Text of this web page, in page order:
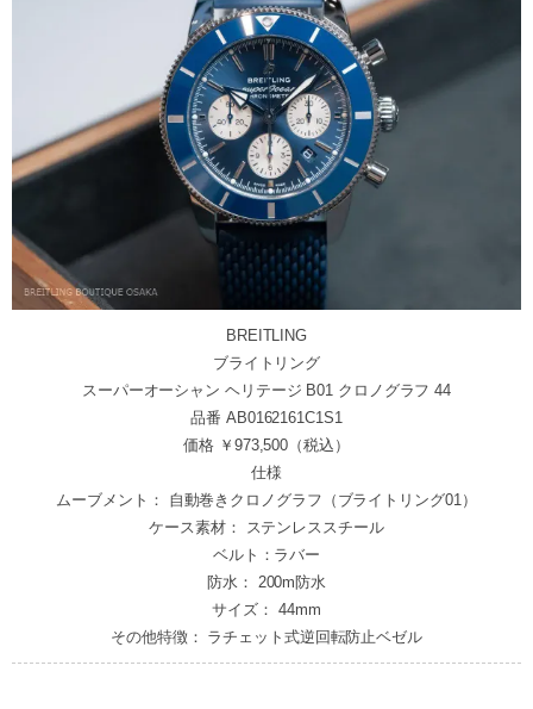
BREITLING
ブライトリング
スーパーオーシャン ヘリテージ B01 クロノグラフ 44
品番 AB0162161C1S1
価格 ￥973,500（税込）
仕様
ムーブメント： 自動巻きクロノグラフ（ブライトリング01）
ケース素材： ステンレススチール
ベルト：ラバー
防水： 200m防水
サイズ： 44mm
その他特徴： ラチェット式逆回転防止ベゼル